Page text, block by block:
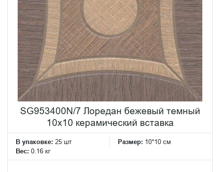
SG953400N/7 Лоредан бежевый темный
10x10 керамический вставка
В упаковке: 25 шт Размер: 10*10 см
Вес: 0.16 кг